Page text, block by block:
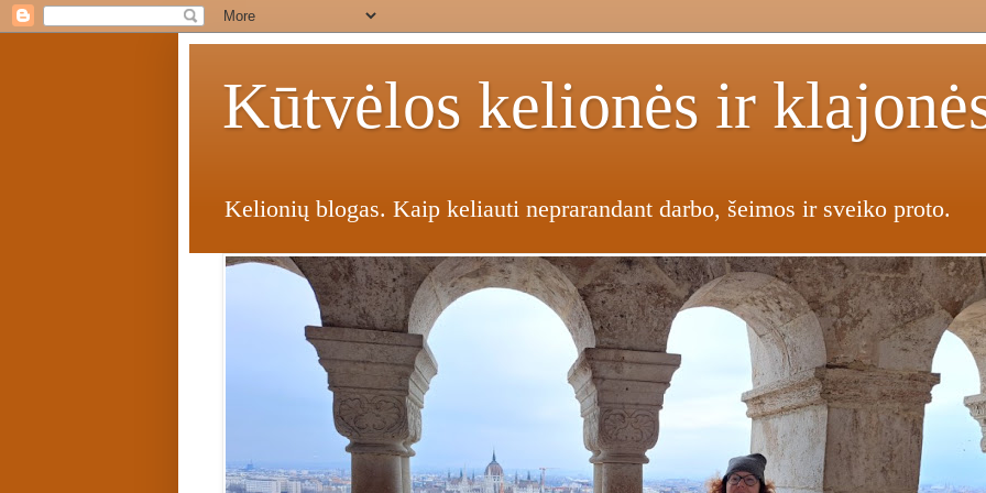
Kūtvėlos kelionės ir
Kelionių blogas. Kaip keliauti neprarandant darbo, šeimos ir sveiko proto.